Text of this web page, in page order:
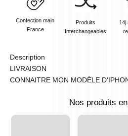
Confection main
France
Produits
Interchangeables
14j
Description
LIVRAISON
CONNAITRE MON MODÈLE
Nos produits